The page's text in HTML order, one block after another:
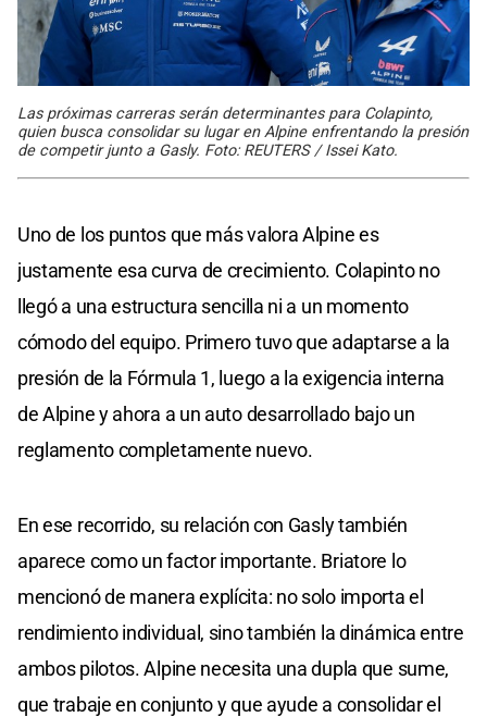
Las próximas carreras serán determinantes para Colapinto,
quien busca consolidar su lugar en Alpine enfrentando la presión
de competir junto a Gasly. Foto: REUTERS / Issei Kato.
Uno de los puntos que más valora Alpine es
justamente esa curva de crecimiento. Colapinto no
llegó a una estructura sencilla ni a un momento
cómodo del equipo. Primero tuvo que adaptarse a la
presión de la Fórmula 1, luego a la exigencia interna
de Alpine y ahora a un auto desarrollado bajo un
reglamento completamente nuevo.
En ese recorrido, su relación con Gasly también
aparece como un factor importante. Briatore lo
mencionó de manera explícita: no solo importa el
rendimiento individual, sino también la dinámica entre
ambos pilotos. Alpine necesita una dupla que sume,
que trabaje en conjunto y que ayude a consolidar el